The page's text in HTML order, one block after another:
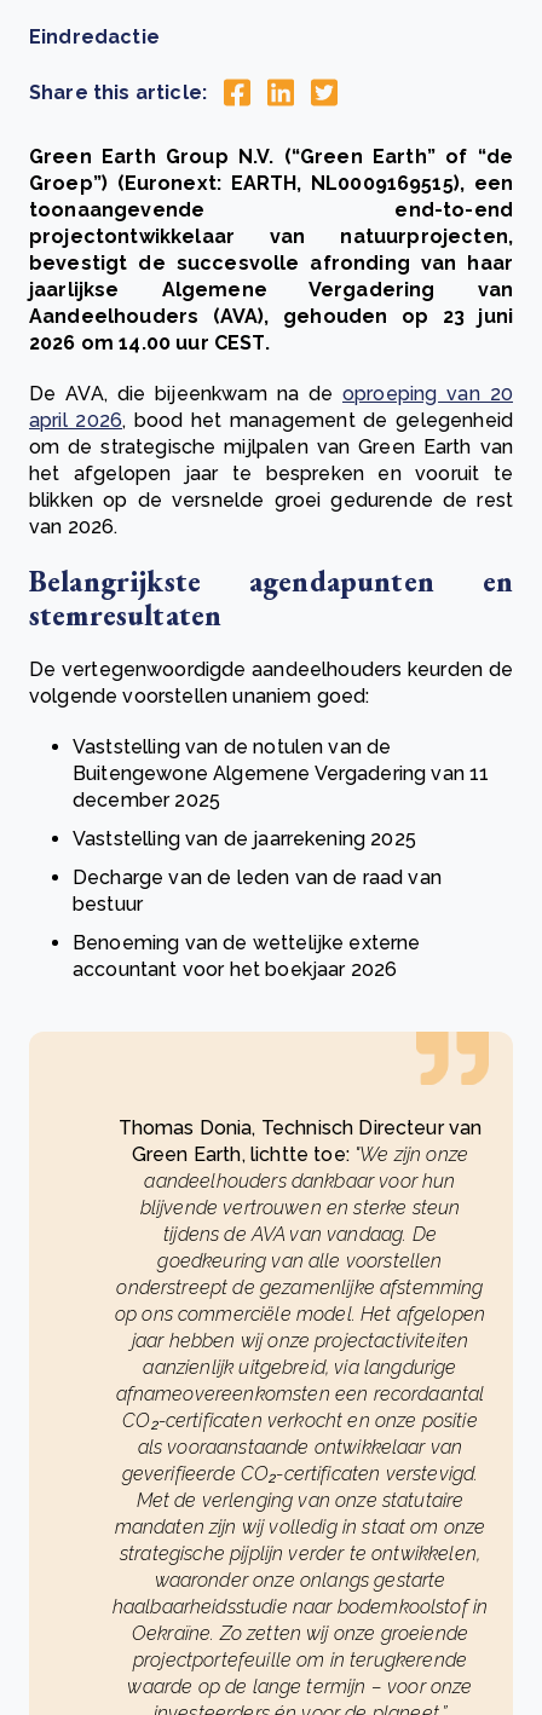
Eindredactie
Share this article:
Green Earth Group N.V. (“Green Earth” of “de
Groep”) (Euronext: EARTH, NL0009169515), een
toonaangevende end-to-end
projectontwikkelaar van natuurprojecten,
bevestigt de succesvolle afronding van haar
jaarlijkse Algemene Vergadering van
Aandeelhouders (AVA), gehouden op 23 juni
2026 om 14.00 uur CEST.
De AVA, die bijeenkwam na de oproeping van 20
april 2026, bood het management de gelegenheid
om de strategische mijlpalen van Green Earth van
het afgelopen jaar te bespreken en vooruit te
blikken op de versnelde groei gedurende de rest
van 2026.
Belangrijkste agendapunten en
stemresultaten
De vertegenwoordigde aandeelhouders keurden de
volgende voorstellen unaniem goed:
Vaststelling van de notulen van de
Buitengewone Algemene Vergadering van 11
december 2025
Vaststelling van de jaarrekening 2025
Decharge van de leden van de raad van
bestuur
Benoeming van de wettelijke externe
accountant voor het boekjaar 2026
Thomas Donia, Technisch Directeur van
Green Earth, lichtte toe: "We zijn onze
aandeelhouders dankbaar voor hun
blijvende vertrouwen en sterke steun
tijdens de AVA van vandaag. De
goedkeuring van alle voorstellen
onderstreept de gezamenlijke afstemming
op ons commerciële model. Het afgelopen
jaar hebben wij onze projectactiviteiten
aanzienlijk uitgebreid, via langdurige
afnameovereenkomsten een recordaantal
CO₂-certificaten verkocht en onze positie
als vooraanstaande ontwikkelaar van
geverifieerde CO₂-certificaten verstevigd.
Met de verlenging van onze statutaire
mandaten zijn wij volledig in staat om onze
strategische pijplijn verder te ontwikkelen,
waaronder onze onlangs gestarte
haalbaarheidsstudie naar bodemkoolstof in
Oekraïne. Zo zetten wij onze groeiende
projectportefeuille om in terugkerende
waarde op de lange termijn – voor onze